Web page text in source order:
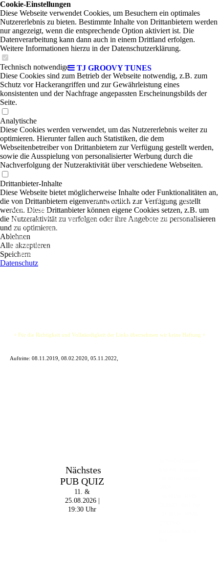
TJ GROOVY TUNES
TJ GROOVY TUNES| Blues-
Rock-Country
Mit seiner unverwechselbaren Stimme, seinen beiden Musikerkollegen und seiner
erfrischend unkomplizierten Art mit dem Publikum zu agieren, nimmt Sänger und
Gitarrist Thorben "TJ" Jeschkeit das Publikum mit in die Welt bekannter Songs aus
den Bereichen Rock, Blues und Country der letzten Jahrzehnte bis heute, alle rockig
bis groovig interpretiert.
+ Für die Richtigkeit und Vollständigkeit der Links übernehmen wir keine Haftung +
Auftritte: 08.11.2019, 08.02.2020, 05.11.2022,
Nächstes
PUB QUIZ
11. &
25.08.2026 |
19:30 Uhr
Cookie-Einstellungen
Diese Webseite verwendet Cookies, um Besuchern ein optimales
Nutzererlebnis zu bieten. Bestimmte Inhalte von Drittanbietern werden
nur angezeigt, wenn die entsprechende Option aktiviert ist. Die
Datenverarbeitung kann dann auch in einem Drittland erfolgen.
Weitere Informationen hierzu in der Datenschutzerklärung.
Technisch notwendige
Diese Cookies sind zum Betrieb der Webseite notwendig, z.B. zum
Schutz vor Hackerangriffen und zur Gewährleistung eines
konsistenten und der Nachfrage angepassten Erscheinungsbilds der
Seite.
Analytische
Diese Cookies werden verwendet, um das Nutzererlebnis weiter zu
optimieren. Hierunter fallen auch Statistiken, die dem
Webseitenbetreiber von Drittanbietern zur Verfügung gestellt werden,
sowie die Ausspielung von personalisierter Werbung durch die
Nachverfolgung der Nutzeraktivität über verschiedene Webseiten.
Drittanbieter-Inhalte
Diese Webseite bietet möglicherweise Inhalte oder Funktionalitäten an,
die von Drittanbietern eigenverantwortlich zur Verfügung gestellt
werden. Diese Drittanbieter können eigene Cookies setzen, z.B. um
die Nutzeraktivität zu verfolgen oder ihre Angebote zu personalisieren
und zu optimieren.
Ablehnen
Alle akzeptieren
Speichern
Datenschutz